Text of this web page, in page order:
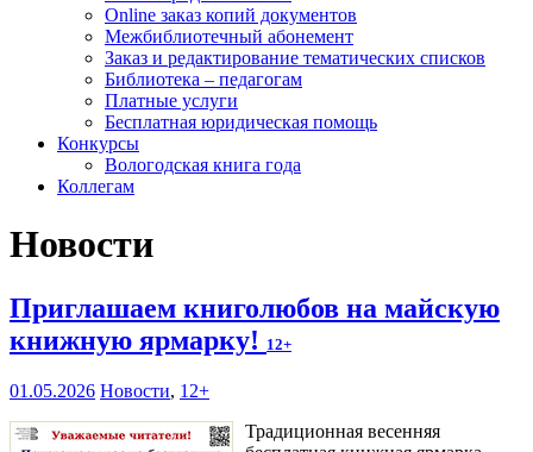
Online заказ копий документов
Межбиблиотечный абонемент
Заказ и редактирование тематических списков
Библиотека – педагогам
Платные услуги
Бесплатная юридическая помощь
Конкурсы
Вологодская книга года
Коллегам
Новости
Приглашаем книголюбов на майскую
книжную ярмарку! 12+
01.05.2026 Новости, 12+
Традиционная весенняя